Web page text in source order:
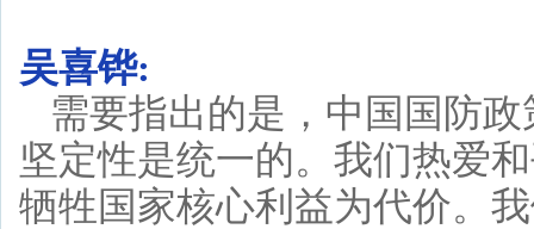
吴喜铧:
需要指出的是，中国国防
坚定性是统一的。我们热爱
牺牲国家核心利益为代价。